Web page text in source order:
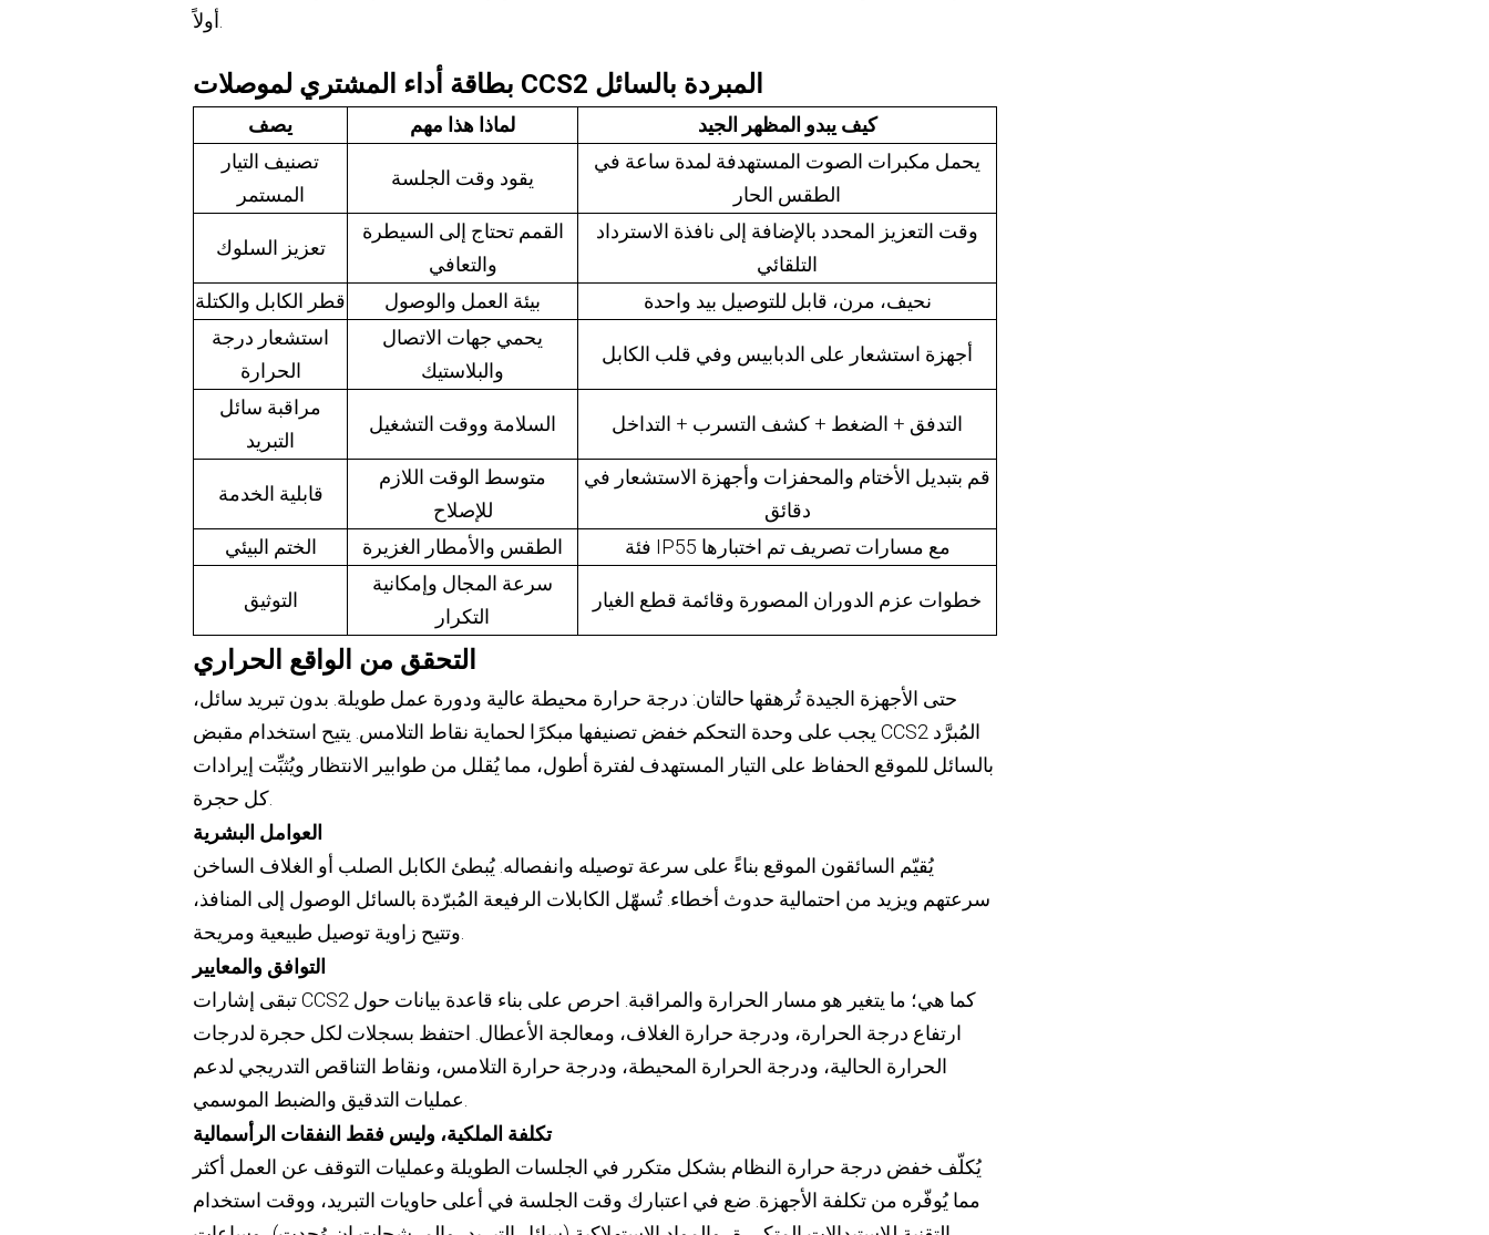
بطاقة أداء المشتري لموصلات CCS2 المبردة بالسائل
يصف لماذا هذا مهم
كيف يبدو المظهر الجيد
تصنيف التيار
المستمر
يقود وقت الجلسة
يحمل مكبرات الصوت المستهدفة لمدة ساعة في
الطقس الحار
تعزيز السلوك
القمم تحتاج إلى السيطرة
والتعافي
وقت التعزيز المحدد بالإضافة إلى نافذة الاسترداد
التلقائي
قطر الكابل والكتلة
بيئة العمل والوصول
نحيف، مرن، قابل للتوصيل بيد واحدة
استشعار درجة
الحرارة
يحمي جهات الاتصال
والبلاستيك
أجهزة استشعار على الدبابيس وفي قلب الكابل
مراقبة سائل
التبريد
السلامة ووقت التشغيل التدفق + الضغط + كشف التسرب + التداخل
قابلية الخدمة
متوسط ​​الوقت اللازم
للإصلاح
قم بتبديل الأختام والمحفزات وأجهزة الاستشعار في
دقائق
الختم البيئي
الطقس والأمطار الغزيرة فئة IP55 مع مسارات تصريف تم اختبارها
التوثيق
سرعة المجال وإمكانية
التكرار
خطوات عزم الدوران المصورة وقائمة قطع الغيار
التحقق من الواقع الحراري
حتى الأجهزة الجيدة تُرهقها حالتان: درجة حرارة محيطة عالية ودورة عمل طويلة. بدون تبريد سائل،
يجب على وحدة التحكم خفض تصنيفها مبكرًا لحماية نقاط التلامس. يتيح استخدام مقبض CCS2 المُبرَّد
بالسائل للموقع الحفاظ على التيار المستهدف لفترة أطول، مما يُقلل من طوابير الانتظار ويُثبِّت إيرادات
العوامل البشرية
يُقيّم السائقون الموقع بناءً على سرعة توصيله وانفصاله. يُبطئ الكابل الصلب أو الغلاف الساخن
سرعتهم ويزيد من احتمالية حدوث أخطاء. تُسهّل الكابلات الرفيعة المُبرّدة بالسائل الوصول إلى المنافذ،
التوافق والمعايير
تبقى إشارات CCS2 كما هي؛ ما يتغير هو مسار الحرارة والمراقبة. احرص على بناء قاعدة بيانات حول
ارتفاع درجة الحرارة، ودرجة حرارة الغلاف، ومعالجة الأعطال. احتفظ بسجلات لكل حجرة لدرجات
الحرارة الحالية، ودرجة الحرارة المحيطة، ودرجة حرارة التلامس، ونقاط التناقص التدريجي لدعم
تكلفة الملكية، وليس فقط النفقات الرأسمالية
يُكلّف خفض درجة حرارة النظام بشكل متكرر في الجلسات الطويلة وعمليات التوقف عن العمل أكثر
مما يُوفّره من تكلفة الأجهزة. ضع في اعتبارك وقت الجلسة في أعلى حاويات التبريد، ووقت استخدام